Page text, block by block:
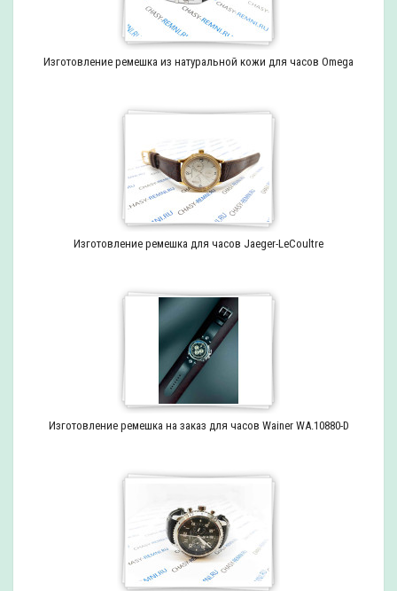
Изготовление ремешка из натуральной кожи для часов Omega
Изготовление ремешка для часов Jaeger-LeCoultre
Изготовление ремешка на заказ для часов Wainer WA.10880-D